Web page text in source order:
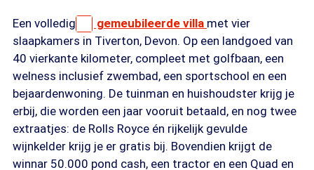
Een volledig gemeubileerde villa met vier
slaapkamers in Tiverton, Devon. Op een landgoed van
40 vierkante kilometer, compleet met golfbaan, een
welness inclusief zwembad, een sportschool en een
bejaardenwoning. De tuinman en huishoudster krijg je
erbij, die worden een jaar vooruit betaald, en nog twee
extraatjes: de Rolls Royce én rijkelijk gevulde
wijnkelder krijg je er gratis bij. Bovendien krijgt de
winnar 50.000 pond cash, een tractor en een Quad en